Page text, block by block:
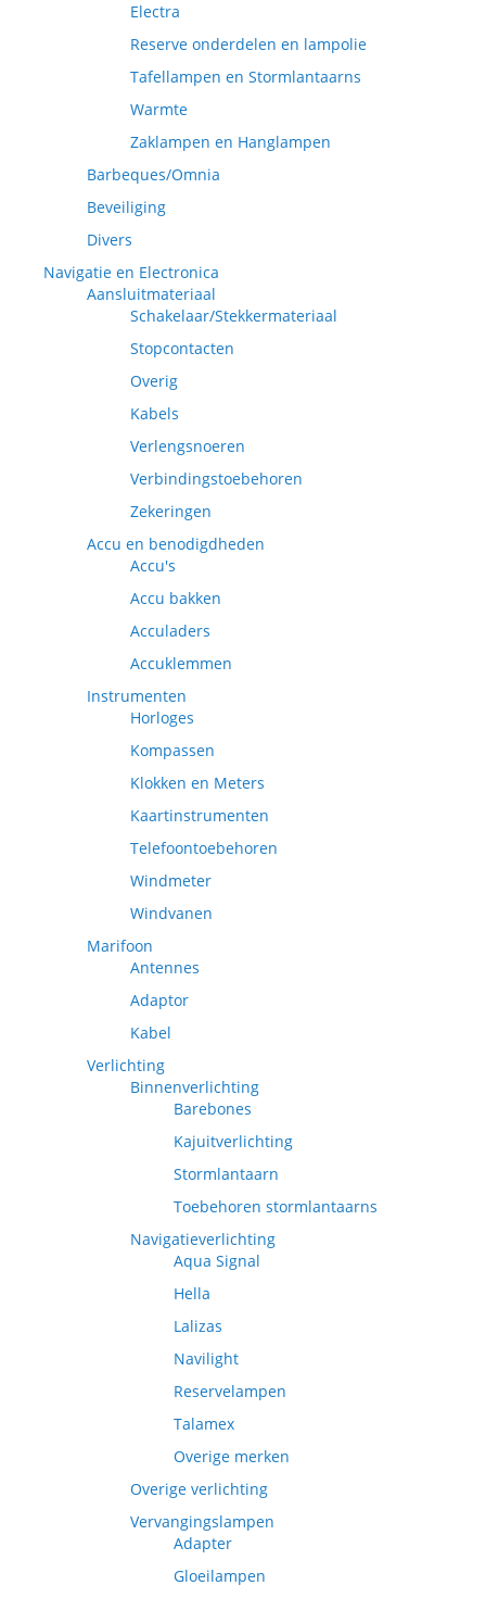
Electra
Reserve onderdelen en lampolie
Tafellampen en Stormlantaarns
Warmte
Zaklampen en Hanglampen
Barbeques/Omnia
Beveiliging
Divers
Navigatie en Electronica
Aansluitmateriaal
Schakelaar/Stekkermateriaal
Stopcontacten
Overig
Kabels
Verlengsnoeren
Verbindingstoebehoren
Zekeringen
Accu en benodigdheden
Accu's
Accu bakken
Acculaders
Accuklemmen
Instrumenten
Horloges
Kompassen
Klokken en Meters
Kaartinstrumenten
Telefoontoebehoren
Windmeter
Windvanen
Marifoon
Antennes
Adaptor
Kabel
Verlichting
Binnenverlichting
Barebones
Kajuitverlichting
Stormlantaarn
Toebehoren stormlantaarns
Navigatieverlichting
Aqua Signal
Hella
Lalizas
Navilight
Reservelampen
Talamex
Overige merken
Overige verlichting
Vervangingslampen
Adapter
Gloeilampen